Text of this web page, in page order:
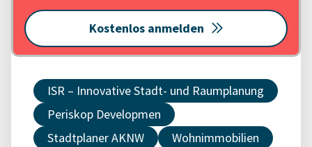
Kostenlos anmelden
ISR – Innovative Stadt- und Raumplanung
Periskop Developmen
Stadtplaner AKNW
Wohnimmobilien